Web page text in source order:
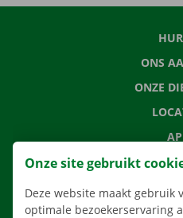
ONS
ONZE
Onze site gebruikt
Deze website maakt gebruik
optimale bezoekerservaring